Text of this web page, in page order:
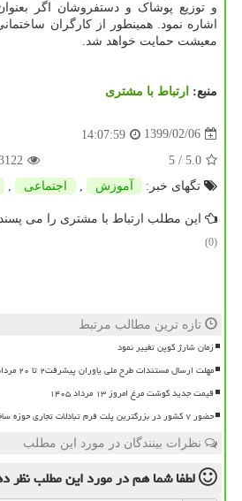
و توزیع پوشاک و دستفروشان اگر
اشاره نمود. همینطور از کارگران
معیشت حمایت خواهد شد.
منبع: ارتباط با مشتری
1399/02/06
14:07:59
5.0
/ 5
تگهای خبر:
آموزش , اجتماعی ,
این مطلب ارتباط با مشتری را می
(0)
تازه ترین مطالب مرتبط
زمان شارژ کوپن تغییر نمود
مهلت ارسال مستندات طرح ملی یاوران پیشرفت۲ تا ۲۰ مرداد تمدید گردید
قیمت جدید گوشت مرغ امروز ۱۳ مرداد ۱۴۰۵
حضور ۷ کشور در بزرگترین پلت فرم تبادلات تجاری حوزه ساخت وساز
نظرات بینندگان در مورد این مطلب
لطفا شما همدر مورد این مطلبنظر